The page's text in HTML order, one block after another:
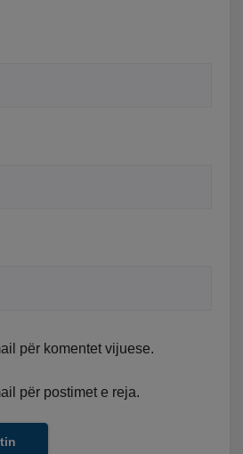
për komentet vijuese.
për postimet e reja.